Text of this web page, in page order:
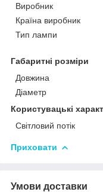
Виробник
Країна виробник
Тип лампи
Габаритні розміри
Довжина
Діаметр
Користувацькі
Світловий потік
Приховати
Умови доставки